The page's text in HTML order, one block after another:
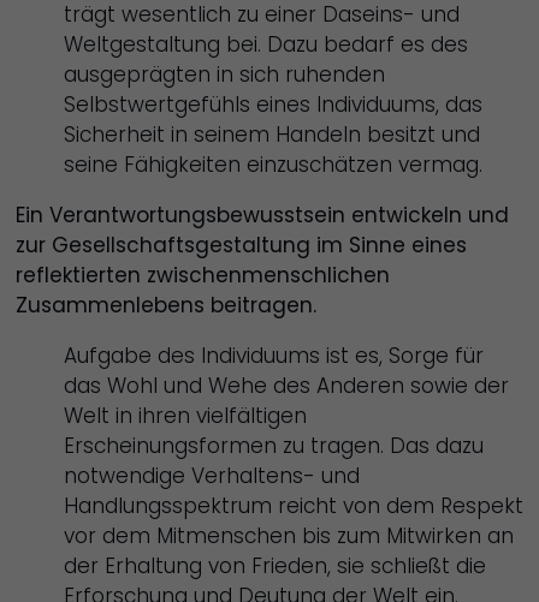
trägt wesentlich zu einer Daseins- und
Weltgestaltung bei. Dazu bedarf es des
ausgeprägten in sich ruhenden
Selbstwertgefühls eines Individuums, das
Sicherheit in seinem Handeln besitzt und
seine Fähigkeiten einzuschätzen vermag.
Ein Verantwortungsbewusstsein entwickeln und
zur Gesellschaftsgestaltung im Sinne eines
reflektierten zwischenmenschlichen
Zusammenlebens beitragen.
Aufgabe des Individuums ist es, Sorge für
das Wohl und Wehe des Anderen sowie der
Welt in ihren vielfältigen
Erscheinungsformen zu tragen. Das dazu
notwendige Verhaltens- und
Handlungsspektrum reicht von dem Respekt
vor dem Mitmenschen bis zum Mitwirken an
der Erhaltung von Frieden, sie schließt die
Erforschung und Deutung der Welt ein.